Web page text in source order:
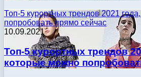
Топ-5 курортных трендов 2021
попробовать прямо сейчас
10.09.2021
Топ-5 курортных трендов
которые можно